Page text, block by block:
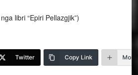
libri “Epiri Pellazgjik”)
Twitter Copy Link More